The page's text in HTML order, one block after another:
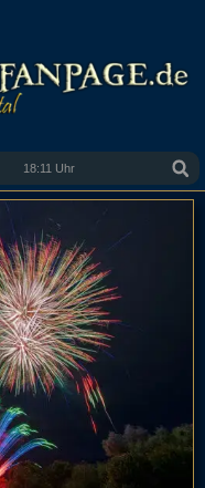
18:11 Uhr